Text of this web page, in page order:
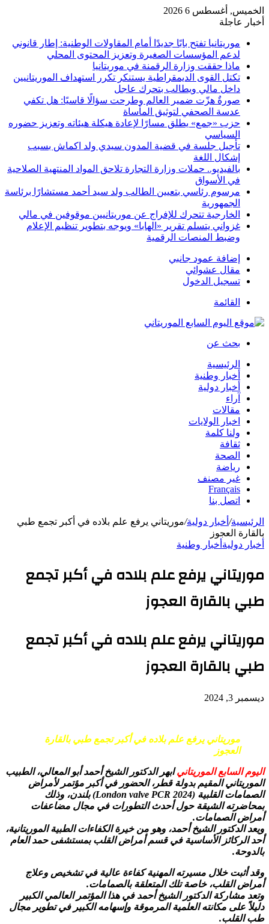
الخميس, أغسطس 6 2026
أخبار عاجلة
موريتانيا تفتح بابًا جديدًا أمام المقاولات الوطنية: إطار قانوني
لدعم المؤسسات الصغيرة وتعزيز المحتوى المحلي
ماذا حققت وزارة الرقمنة في موريتانيا
تكتل القوى الديمقراطية يستنكر تكرر استهداف الموريتانيين
داخل مالي ويطالب بتحرك عاجل
صورةٌ هزّت ضمير العالم وطرحت سؤالًا قاسيًا: هل تكفي
عدسة الصحفي لتوثيق المأساة
حزب «جمع» يطلق مسارًا لإعادة هيكلة هيئاته وتعزيز حضوره
السياسي
تأجيل جلسة في قضية المدون سيدي ولد اكماش بسبب
إشكال اللغة
بالفيديو.. حملات وزارة التجارة تلاحق المواد المنتهية الصلاحية
في الأسواق
مرسوم رئاسي بتعيين الطالب ولد سيد أحمد مستشارًا برئاسة
الجمهورية
الخارجية تتحرك للإفراج عن موريتانيين موقوفين في مالي
غزواني يتسلم تقرير «الهابا» ويوجه بتطوير تنظيم الإعلام
وضبط المنصات الرقمية
إضافة عمود جانبي
مقال عشوائي
تسجيل الدخول
القائمة
بحث عن
الرئيسية
أخبار وطنية
أخبار دولية
آراء
مقالات
اخبار الولايات
ولنا كلمة
ثقافة
الصحة
رياضة
غير مصنف
Français
اتصل بنا
الرئيسية/ أخبار دولية/موريتاني يرفع علم بلاده في أكبر تجمع طبي
بالقارة العجوز
أخبار دولية أخبار وطنية
موريتاني يرفع علم بلاده في أكبر تجمع
طبي بالقارة العجوز
موريتاني يرفع علم بلاده في أكبر تجمع
طبي بالقارة العجوز
ديسمبر 3, 2024
موريتاني يرفع علم بلاده في أكبر تجمع طبي بالقارة
العجوز
اليوم السابع الموريتانيابهر الدكتور الشيخ أحمد أبو المعالي، الطبيب
الموريتاني المقيم بدولة قطر، الحضور في أكبر مؤتمر لأمراض
الصمامات القلبية (London valve PCR 2024) بلندن، وذلك
بمحاضرته الشيقة حول أحدث التطورات في مجال مضاعفات
أمراض الصمامات.
ويعد الدكتور الشيخ أحمد، وهو من خيرة الكفاءات الطبية الموريتانية،
أحد الركائز الأساسية في قسم أمراض القلب بمستشفى حمد العام
بالدوحة.
وقد أثبت خلال مسيرته المهنية كفاءة عالية في تشخيص وعلاج
أمراض القلب، خاصة تلك المتعلقة بالصمامات.
وتعد مشاركة الدكتور الشيخ أحمد في هذا المؤتمر العالمي الكبير
دليلاً على مكانته العلمية المرموقة وإسهامه الكبير في تطوير مجال
طب القلب.